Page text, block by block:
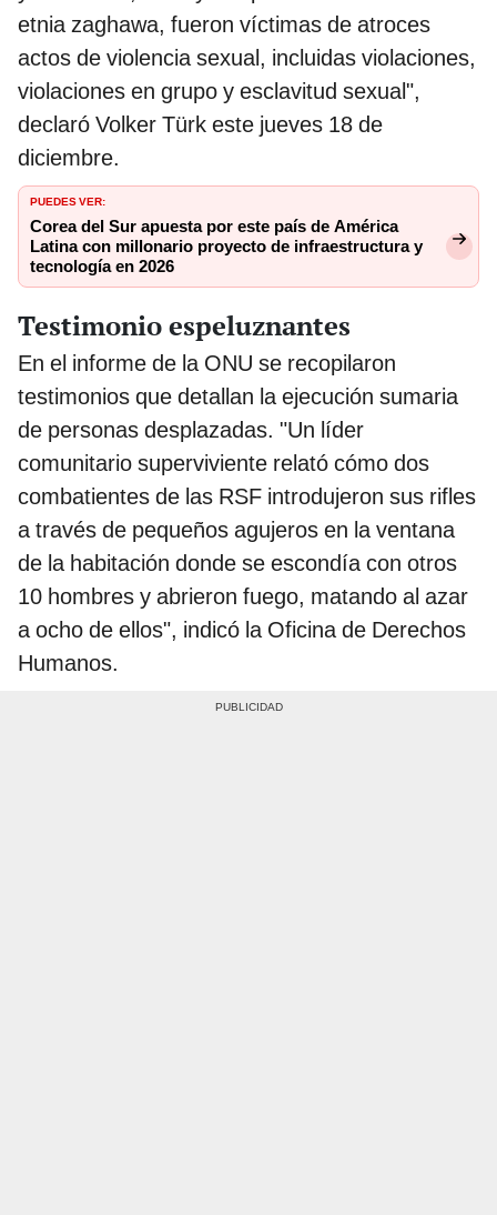
etnia zaghawa, fueron víctimas de atroces
actos de violencia sexual, incluidas violaciones,
violaciones en grupo y esclavitud sexual",
declaró Volker Türk este jueves 18 de
diciembre.
PUEDES VER:
Corea del Sur apuesta por este país de América
Latina con millonario proyecto de infraestructura y
tecnología en 2026
Testimonio espeluznantes
En el informe de la ONU se recopilaron
testimonios que detallan la ejecución sumaria
de personas desplazadas. "Un líder
comunitario superviviente relató cómo dos
combatientes de las RSF introdujeron sus rifles
a través de pequeños agujeros en la ventana
de la habitación donde se escondía con otros
10 hombres y abrieron fuego, matando al azar
a ocho de ellos", indicó la Oficina de Derechos
Humanos.